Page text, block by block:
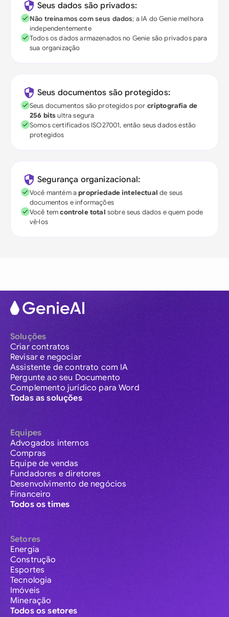
Seus dados são privados:
Não treinamos com seus dados; a IA do Genie melhora
independentemente
Todos os dados armazenados no Genie são privados para
sua organização
Seus documentos são protegidos:
Seus documentos são protegidos por criptografia de
256 bitsultra segura
Somos certificados ISO27001, então seus dados estão
protegidos
Segurança organizacional:
Você mantém apropriedade intelectual de seus
documentos e informações
Você temcontrole total sobre seus dados e quem pode
vê-los
Soluções
Criar contratos
Revisar e negociar
Assistente de contrato com IA
Pergunte ao seu Documento
Complemento jurídico para Word
Todas as soluções
Equipes
Advogados internos
Compras
Equipe de vendas
Fundadores e diretores
Desenvolvimento de negócios
Financeiro
Todos os times
Setores
Energia
Construção
Esportes
Tecnologia
Imóveis
Mineração
Todos os setores